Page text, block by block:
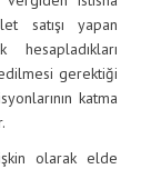
satışı yapan
gerektiği
katma
olarak elde